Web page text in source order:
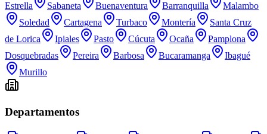
Estrella
Sabaneta Buenaventura Barranquilla
Malambo
Soledad
Cartagena Turbaco Montería
Santa Cruz
de Lorica
Ipiales Pasto Cúcuta Ocaña
Pamplona
Dosquebradas
Pereira Barbosa Bucaramanga
Ibagué
Murillo
Departamentos